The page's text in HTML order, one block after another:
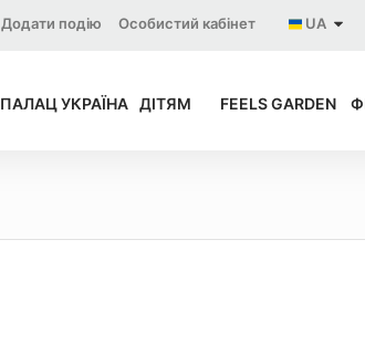
UA
Особистий кабінет
Додати подію
ПАЛАЦ УКРАЇНА ДІТЯМ FEELS GARDEN